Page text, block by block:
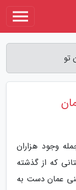
تو
وجود هزاران
که از گذشته
عمان دست به